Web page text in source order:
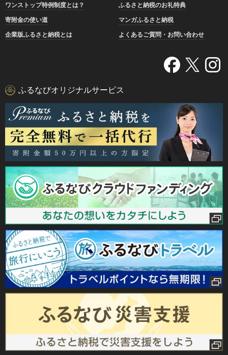
ワンストップ特例制度とは？
ふるさと納税のお礼特典
寄附金の使い道
マンガふるさと納税
企業版ふるさと納税とは
よくあるご質問・お問い合わせ
ふるなびオリジナルサービス